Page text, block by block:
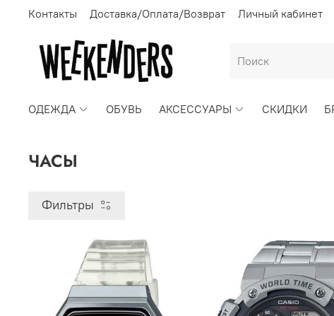
Контакты Доставка/Оплата/Возврат Личный кабинет
ОДЕЖДА ОБУВЬ АКСЕССУАРЫ СКИДКИ
ЧАСЫ
Фильтры